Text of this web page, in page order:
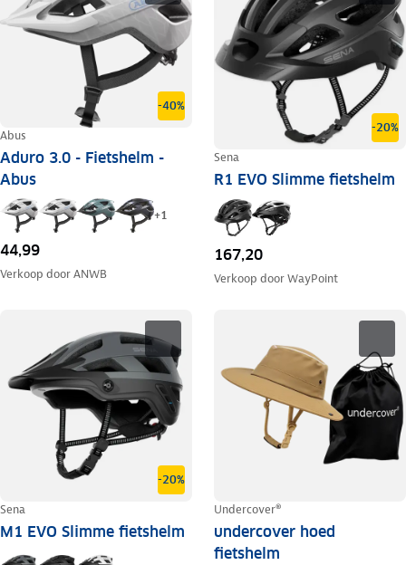
-40%
Abus
Aduro 3.0 - Fietshelm -
Abus
+1
44,99
Verkoop doorANWB
-20%
Sena
R1 EVO Slimme fietshelm
167,20
Verkoop doorWayPoint
-20%
Sena
M1 EVO Slimme fietshelm
Undercover®
undercover hoed
fietshelm